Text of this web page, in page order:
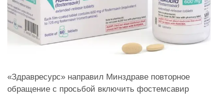
«Здравресурс» направил Минздравe повторное
обращение с просьбой включить фостемсавир